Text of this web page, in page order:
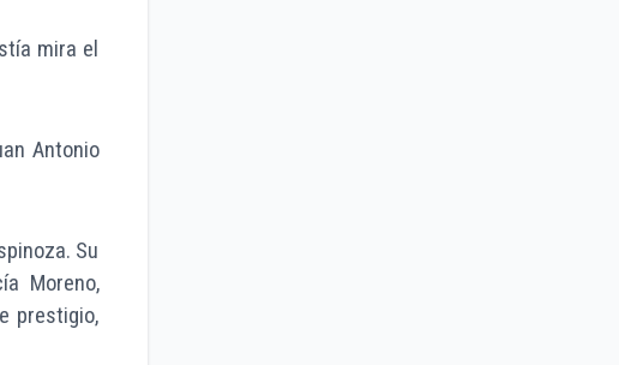
mira el
Antonio
Su
Moreno,
prestigio,